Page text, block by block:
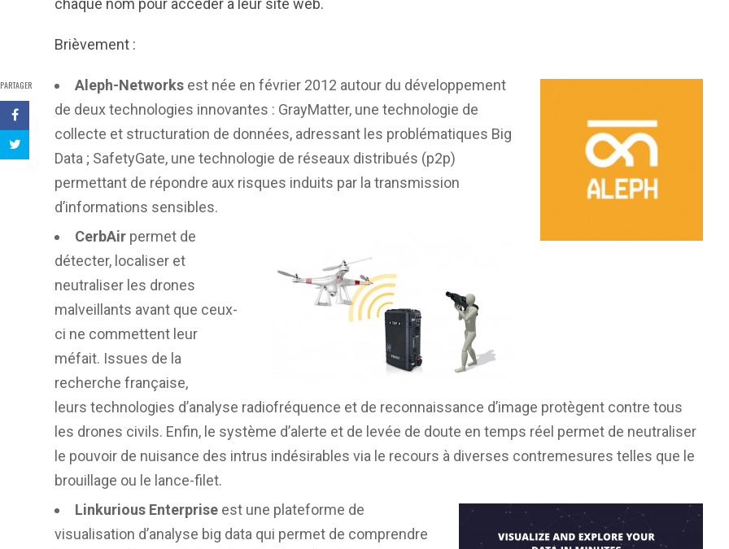
PARTAGER
chaque nom pour accèder à leur site web.
Brièvement :
Aleph-Networks est née en février 2012 autour du développement
de deux technologies innovantes : GrayMatter, une technologie de
collecte et structuration de données, adressant les problématiques Big
Data ; SafetyGate, une technologie de réseaux distribués (p2p)
permettant de répondre aux risques induits par la transmission
d’informations sensibles.
CerbAir permet de
détecter, localiser et
neutraliser les drones
malveillants avant que ceux-
ci ne commettent leur
méfait. Issues de la
recherche française,
leurs technologies d’analyse radiofréquence et de reconnaissance d’image protègent contre tous
les drones civils. Enfin, le système d’alerte et de levée de doute en temps réel permet de neutraliser
le pouvoir de nuisance des intrus indésirables via le recours à diverses contremesures telles que le
brouillage ou le lance-filet.
Linkurious Enterprise est une plateforme de
visualisation d’analyse big data qui permet de comprendre